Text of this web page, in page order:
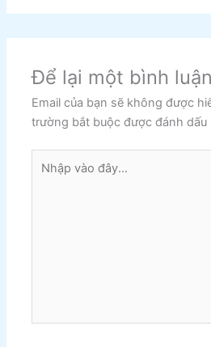
Để lại một bình luận
Email của bạn sẽ không được
trường bắt buộc được đánh dấu